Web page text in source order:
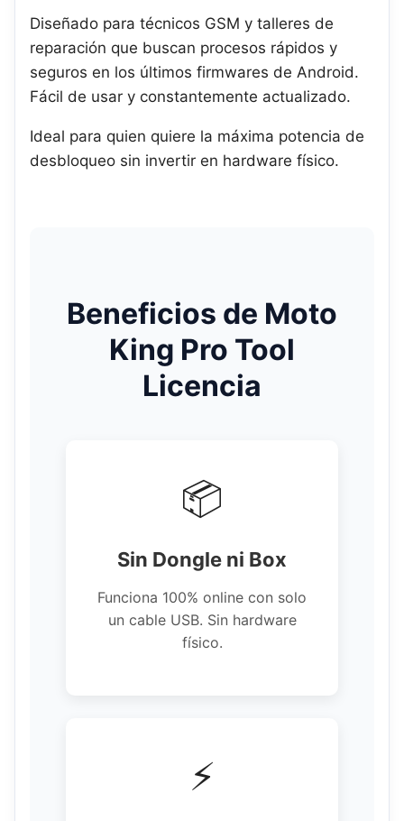
Diseñado para técnicos GSM y talleres de
reparación que buscan procesos rápidos y
seguros en los últimos firmwares de Android.
Fácil de usar y constantemente actualizado.
Ideal para quien quiere la máxima potencia de
desbloqueo sin invertir en hardware físico.
Beneficios de Moto
King Pro Tool
Licencia
📦
Sin Dongle ni Box
Funciona 100% online con solo
un cable USB. Sin hardware
físico.
⚡